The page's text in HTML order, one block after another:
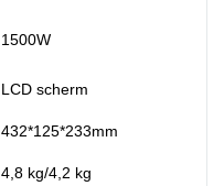
1500W
LCD scherm
432*125*233mm
4,8 kg/4,2 kg